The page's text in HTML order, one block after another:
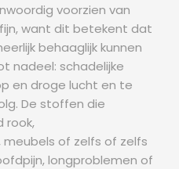
voorzien van
want dit betekent dat
behaaglijk kunnen
nadeel: schadelijke
en droge lucht en te
De stoffen die
rook,
of zelfs of zelfs
longproblemen of